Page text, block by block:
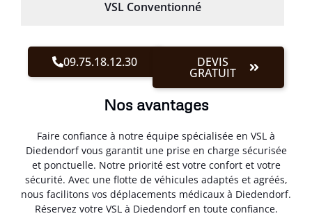
VSL Conventionné
09.75.18.12.30 DEVIS
GRATUIT
Nos avantages
Faire confiance à notre équipe spécialisée en VSL à
Diedendorf vous garantit une prise en charge sécurisée
et ponctuelle. Notre priorité est votre confort et votre
sécurité. Avec une flotte de véhicules adaptés et agréés,
nous facilitons vos déplacements médicaux à Diedendorf.
Réservez votre VSL à Diedendorf en toute confiance.